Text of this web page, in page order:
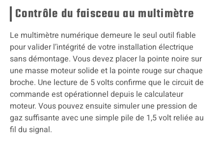
Contrôle du faisceau au multimètre
Le multimètre numérique demeure le seul outil fiable
pour valider l’intégrité de votre installation électrique
sans démontage. Vous devez placer la pointe noire sur
une masse moteur solide et la pointe rouge sur chaque
broche. Une lecture de 5 volts confirme que le circuit de
commande est opérationnel depuis le calculateur
moteur. Vous pouvez ensuite simuler une pression de
gaz suffisante avec une simple pile de 1,5 volt reliée au
fil du signal.